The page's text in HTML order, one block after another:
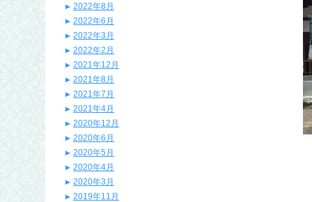
2022年8月
2022年6月
2022年3月
2022年2月
2021年12月
2021年8月
2021年7月
2021年4月
2020年12月
2020年6月
2020年5月
2020年4月
2020年3月
2019年11月